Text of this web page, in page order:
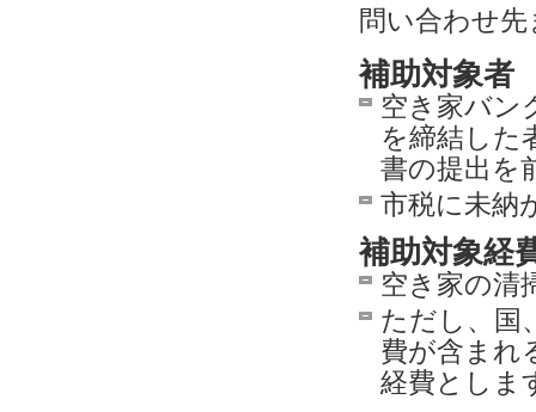
問い合わせ
補助対象者
空き家バン
を締結した
書の提出を
市税に未納
補助対象経
空き家の清
ただし、国
費が含まれ
経費としま